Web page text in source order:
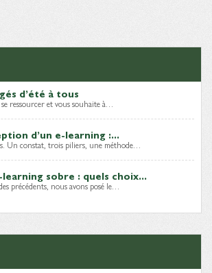
d’été à tous
ressourcer et vous souhaite à…
d’un e-learning :...
Un constat, trois piliers, une méthode…
sobre : quels choix...
précédents, nous avons posé le…